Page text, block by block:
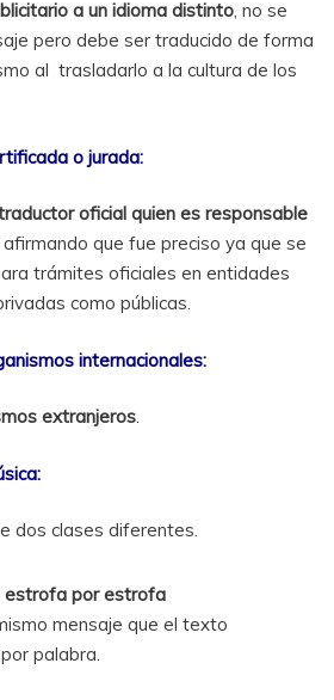
a un idioma distinto, no se
pero debe ser traducido de forma
al trasladarlo a la cultura de los
o jurada:
oficial quien es responsable
que fue preciso ya que se
trámites oficiales en entidades
como públicas.
internacionales:
extranjeros.
dos clases diferentes.
estrofa por estrofa
mensaje que el texto
palabra.